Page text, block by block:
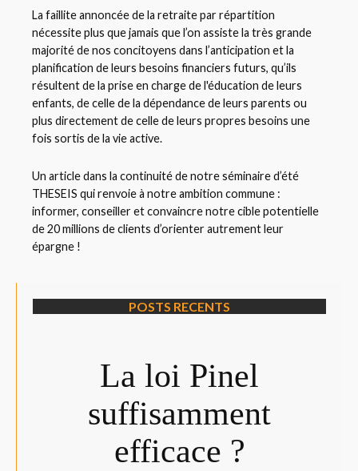
La faillite annoncée de la retraite par répartition
nécessite plus que jamais que l’on assiste la très grande
majorité de nos concitoyens dans l’anticipation et la
planification de leurs besoins financiers futurs, qu’ils
résultent de la prise en charge de l'éducation de leurs
enfants, de celle de la dépendance de leurs parents ou
plus directement de celle de leurs propres besoins une
fois sortis de la vie active.
Un article dans la continuité de notre séminaire d’été
THESEIS qui renvoie à notre ambition commune :
informer, conseiller et convaincre notre cible potentielle
de 20 millions de clients d’orienter autrement leur
épargne !
POSTS RECENTS
La loi Pinel
suffisamment
efficace ?